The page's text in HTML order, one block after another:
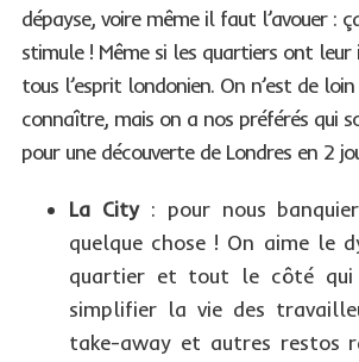
dépayse, voire même il faut l’avouer :
stimule ! Même si les quartiers ont
tous l’esprit londonien. On n’est de
connaître, mais on a nos préférés qui
pour une découverte de Londres en 2
La City: pour nous
quelque chose ! On aime le
quartier et tout le côté qui
simplifier la vie des
take-away et autres restos